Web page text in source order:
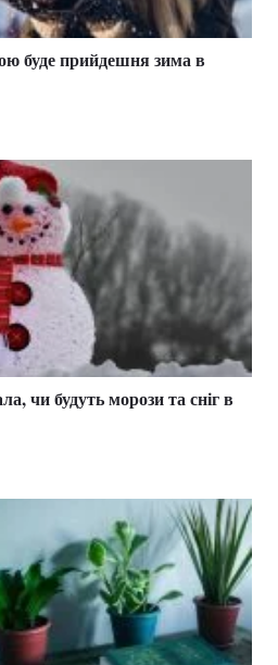
буде прийдешня зима в
чи будуть морози та сніг в